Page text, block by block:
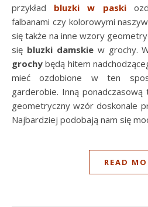
przykład bluzki w paski
falbanami czy kolorowymi
się także na inne wzory
się bluzki damskiew grochy.
grochy będą hitem
mieć ozdobione w ten
garderobie. Inną
geometryczny wzór doskonale
Najbardziej podobają nam się
READ